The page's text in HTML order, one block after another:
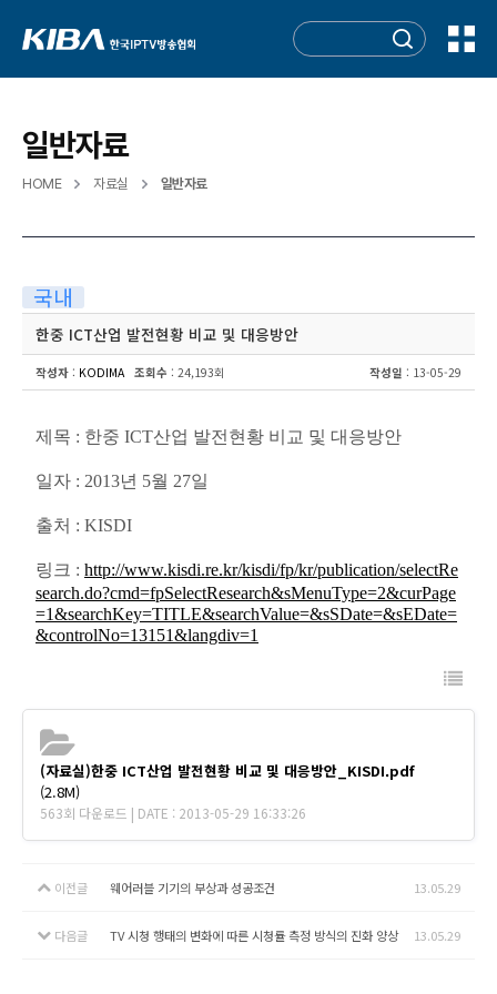
일반자료
HOME 자료실 일반자료
국내
한중 ICT산업 발전현황 비교 및 대응방안
작성자 : KODIMA 조회수 : 24,193회 작성일 : 13-05-29
제목 : 한중 ICT산업 발전현황 비교 및 대응방안
일자 : 2013년 5월 27일
출처 : KISDI
링크 : http://www.kisdi.re.kr/kisdi/fp/kr/publication/selectRe
search.do?cmd=fpSelectResearch&sMenuType=2&curPage
=1&searchKey=TITLE&searchValue=&sSDate=&sEDate=
&controlNo=13151&langdiv=1
(자료실)한중 ICT산업 발전현황 비교 및 대응방안_KISDI.pdf
(2.8M)
563회 다운로드 | DATE : 2013-05-29 16:33:26
이전글 웨어러블 기기의 부상과 성공조건 13.05.29
다음글 TV 시청 행태의 변화에 따른 시청률 측정 방식의 진화 양상 13.05.29